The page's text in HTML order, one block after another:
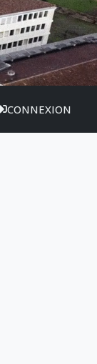
CONNEXION